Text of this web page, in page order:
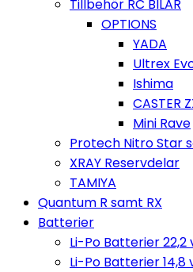
Tillbehör RC BILAR
OPTIONS
YADA
Ultrex
Ishima
CASTER
Mini Rave
Protech Nitro Star
XRAY Reservdelar
TAMIYA
Quantum R samt RX
Batterier
Li-Po Batterier 22,2
Li-Po Batterier 14,8